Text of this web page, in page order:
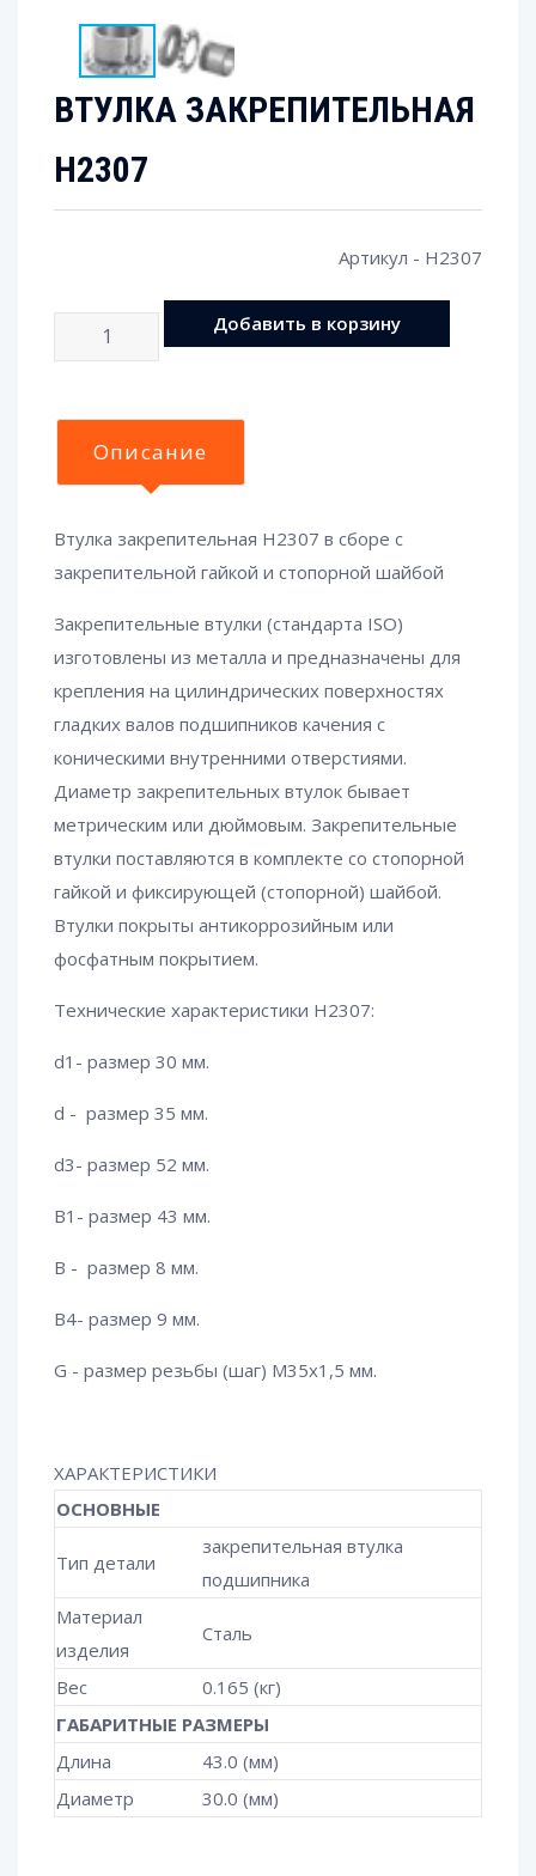
ВТУЛКА ЗАКРЕПИТЕЛЬНАЯ
H2307
Артикул - H2307
Кол-
Добавить в корзину
Описание
Втулка закрепительная H2307 в сборе с
закрепительной гайкой и стопорной шайбой
Закрепительные втулки (стандарта ISO)
изготовлены из металла и предназначены для
крепления на цилиндрических поверхностях
гладких валов подшипников качения с
коническими внутренними отверстиями.
Диаметр закрепительных втулок бывает
метрическим или дюймовым. Закрепительные
втулки поставляются в комплекте со стопорной
гайкой и фиксирующей (стопорной) шайбой.
Втулки покрыты антикоррозийным или
фосфатным покрытием.
Технические характеристики H2307:
d1- размер 30 мм.
d - размер 35 мм.
d3- размер 52 мм.
B1- размер 43 мм.
B - размер 8 мм.
B4- размер 9 мм.
G - размер резьбы (шаг) М35х1,5 мм.
ХАРАКТЕРИСТИКИ
ОСНОВНЫЕ
Тип детали
закрепительная втулка
подшипника
Материал
изделия
Сталь
Вес
0.165 (кг)
ГАБАРИТНЫЕ РАЗМЕРЫ
Длина
43.0 (мм)
Диаметр
30.0 (мм)